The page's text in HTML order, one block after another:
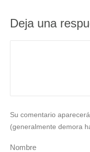
Deja una
Su comentario
(generalmente demora
Nombre